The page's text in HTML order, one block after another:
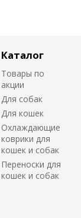
Каталог
Товары по
акции
Для собак
Для кошек
Охлаждающие
коврики для
кошек и собак
Переноски для
кошек и собак